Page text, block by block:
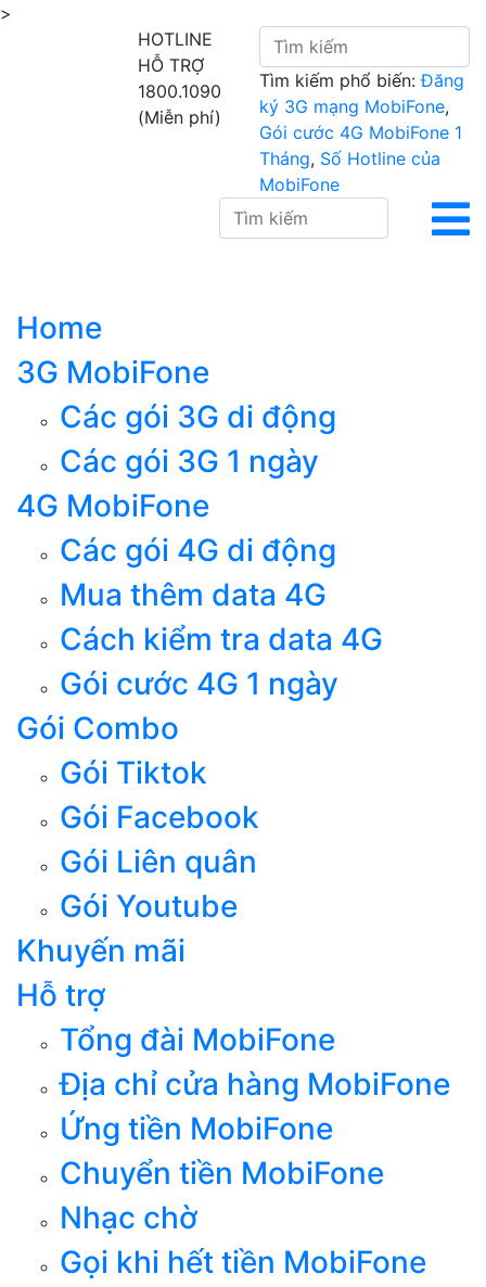
>
HOTLINE
HỖ TRỢ
1800.1090
(Miễn phí)
Tìm kiếm phổ biến: Đăng
ký 3G mạng MobiFone,
Gói cước 4G MobiFone 1
Tháng, Số Hotline của
MobiFone
Home
3G MobiFone
Các gói 3G di động
Các gói 3G 1 ngày
4G MobiFone
Các gói 4G di động
Mua thêm data 4G
Cách kiểm tra data 4G
Gói cước 4G 1 ngày
Gói Combo
Gói Tiktok
Gói Facebook
Gói Liên quân
Gói Youtube
Khuyến mãi
Hỗ trợ
Tổng đài MobiFone
Địa chỉ cửa hàng MobiFone
Ứng tiền MobiFone
Chuyển tiền MobiFone
Nhạc chờ
Gọi khi hết tiền MobiFone